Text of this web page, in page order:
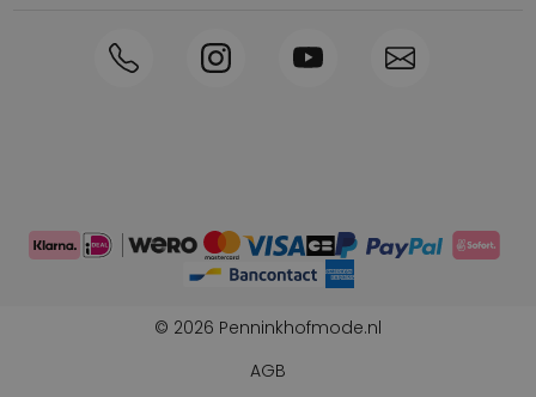
Telefonische Bestellung möglich
Persönliche Beratung: 0031-570592339
© 2026 Penninkhofmode.nl
AGB